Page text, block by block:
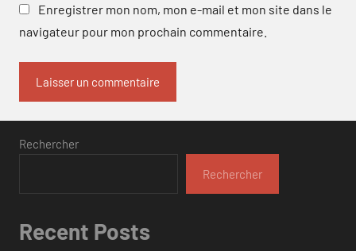
Enregistrer mon nom, mon e-mail et mon site dans le
navigateur pour mon prochain commentaire.
Rechercher
Rechercher
Recent Posts